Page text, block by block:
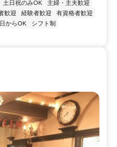
土日祝のみOK
主婦・主夫歓迎
歓迎 経験者歓迎
有資格者歓迎
からOK
シフト制